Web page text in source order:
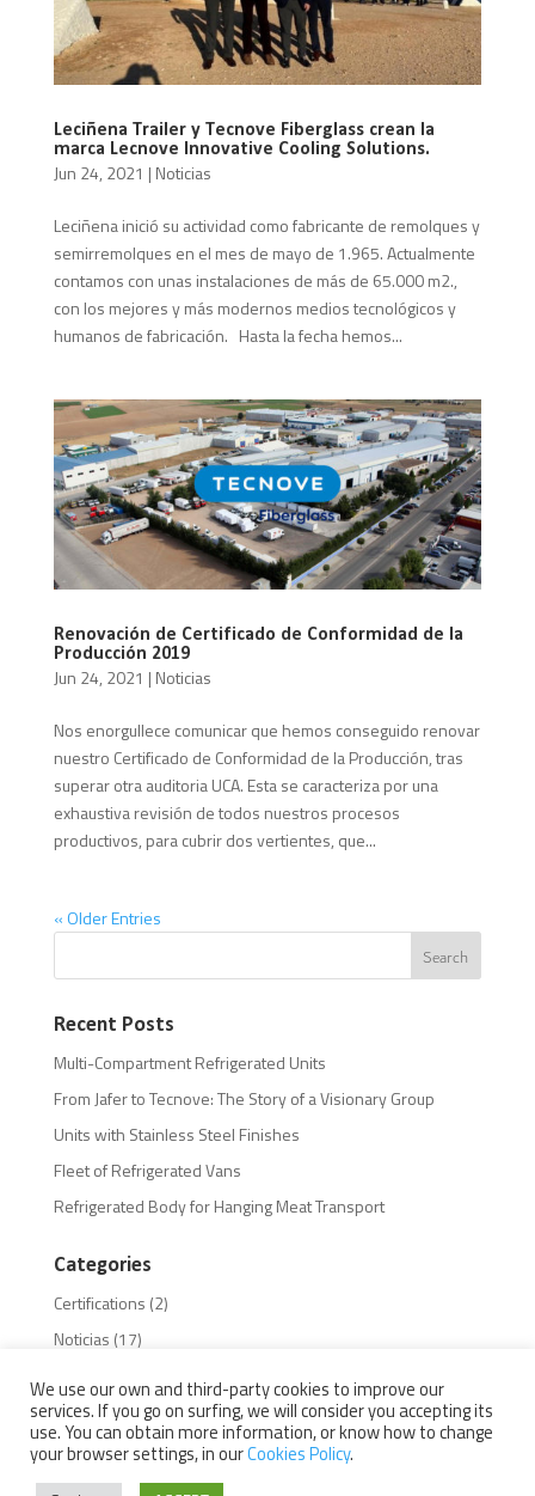
Leciñena Trailer y Tecnove Fiberglass crean la
marca Lecnove Innovative Cooling Solutions.
Jun 24, 2021 | Noticias
Leciñena inició su actividad como fabricante de remolques y
semirremolques en el mes de mayo de 1.965. Actualmente
contamos con unas instalaciones de más de 65.000 m2.,
con los mejores y más modernos medios tecnológicos y
humanos de fabricación. Hasta la fecha hemos...
Renovación de Certificado de Conformidad de la
Producción 2019
Jun 24, 2021 | Noticias
Nos enorgullece comunicar que hemos conseguido renovar
nuestro Certificado de Conformidad de la Producción, tras
superar otra auditoria UCA. Esta se caracteriza por una
exhaustiva revisión de todos nuestros procesos
productivos, para cubrir dos vertientes, que...
« Older Entries
Recent Posts
Multi-Compartment Refrigerated Units
From Jafer to Tecnove: The Story of a Visionary Group
Units with Stainless Steel Finishes
Fleet of Refrigerated Vans
Refrigerated Body for Hanging Meat Transport
Categories
Certifications (2)
Noticias (17)
Legal Warning Privacy Policy Cookies Policy
We use our own and third-party cookies to improve our
services. If you go on surfing, we will consider you accepting its
use. You can obtain more information, or know how to change
your browser settings, in ourCookies Policy.